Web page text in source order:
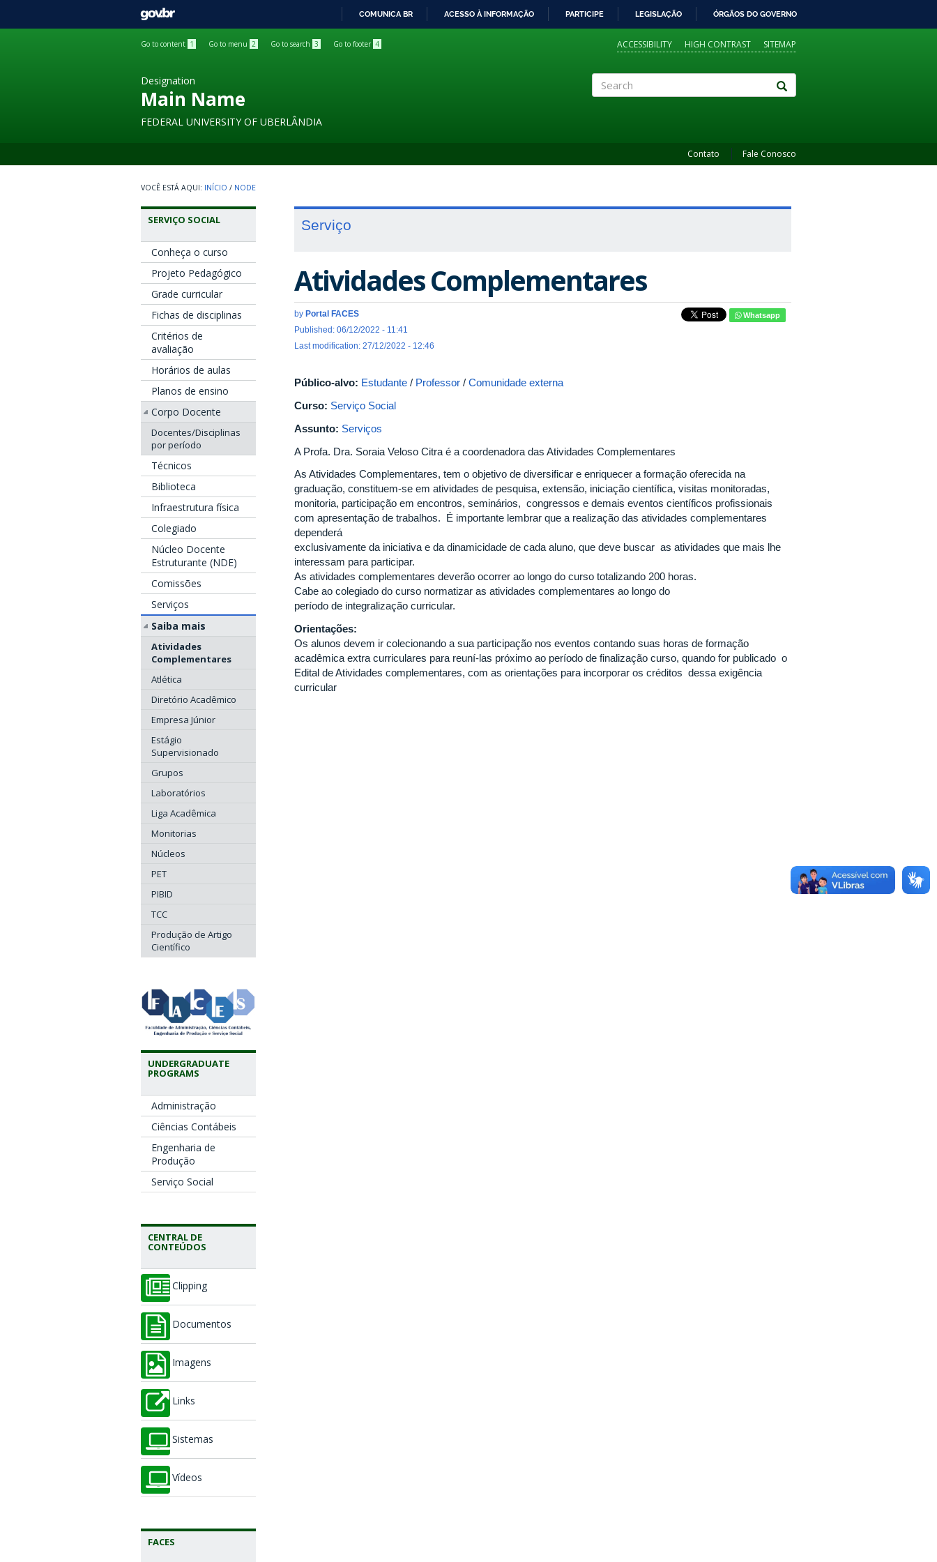
GOVBR
COMUNICA BR ACESSO À INFORMAÇÃO PARTICIPE LEGISLAÇÃO ÓRGÃOS DO GOVERNO
Go to content 1 Go to menu 2 Go to search 3 Go to footer 4 ACCESSIBILITY HIGH CONTRAST SITEMAP
Designation
Main Name
FEDERAL UNIVERSITY OF UBERLÂNDIA
Contato Fale Conosco
INÍCIO / NODE
SERVIÇO SOCIAL
Conheça o curso
Projeto Pedagógico
Grade curricular
Fichas de disciplinas
Critérios de
avaliação
Horários de aulas
Planos de ensino
Corpo Docente
Docentes/Disciplinas
por período
Técnicos
Biblioteca
Infraestrutura física
Colegiado
Núcleo Docente
Estruturante (NDE)
Comissões
Serviços
Saiba mais
Atividades
Complementares
Atlética
Diretório Acadêmico
Empresa Júnior
Estágio
Supervisionado
Grupos
Laboratórios
Liga Acadêmica
Monitorias
Núcleos
PET
PIBID
TCC
Produção de Artigo
Científico
UNDERGRADUATE
PROGRAMS
Administração
Ciências Contábeis
Engenharia de
Produção
Serviço Social
CENTRAL DE
CONTEÚDOS
Clipping
Documentos
Imagens
Links
Sistemas
Vídeos
FACES
Serviço
Atividades Complementares
by Portal FACES
Published: 06/12/2022 - 11:41
Last modification: 27/12/2022 - 12:46
Whatsapp
Público-alvo: Estudante / Professor / Comunidade externa
Curso: Serviço Social
Assunto: Serviços
A Profa. Dra. Soraia Veloso Citra é a coordenadora das Atividades Complementares
As Atividades Complementares, tem o objetivo de diversificar e enriquecer a formação oferecida na
graduação, constituem-se em atividades de pesquisa, extensão, iniciação científica, visitas monitoradas,
monitoria, participação em encontros, seminários, congressos e demais eventos científicos profissionais
com apresentação de trabalhos. É importante lembrar que a realização das atividades complementares
dependerá
exclusivamente da iniciativa e da dinamicidade de cada aluno, que deve buscar as atividades que mais lhe
interessam para participar.
As atividades complementares deverão ocorrer ao longo do curso totalizando 200 horas.
Cabe ao colegiado do curso normatizar as atividades complementares ao longo do
período de integralização curricular.
Orientações:
Os alunos devem ir colecionando a sua participação nos eventos contando suas horas de formação
acadêmica extra curriculares para reuní-las próximo ao período de finalização curso, quando for publicado o
Edital de Atividades complementares, com as orientações para incorporar os créditos dessa exigência
curricular